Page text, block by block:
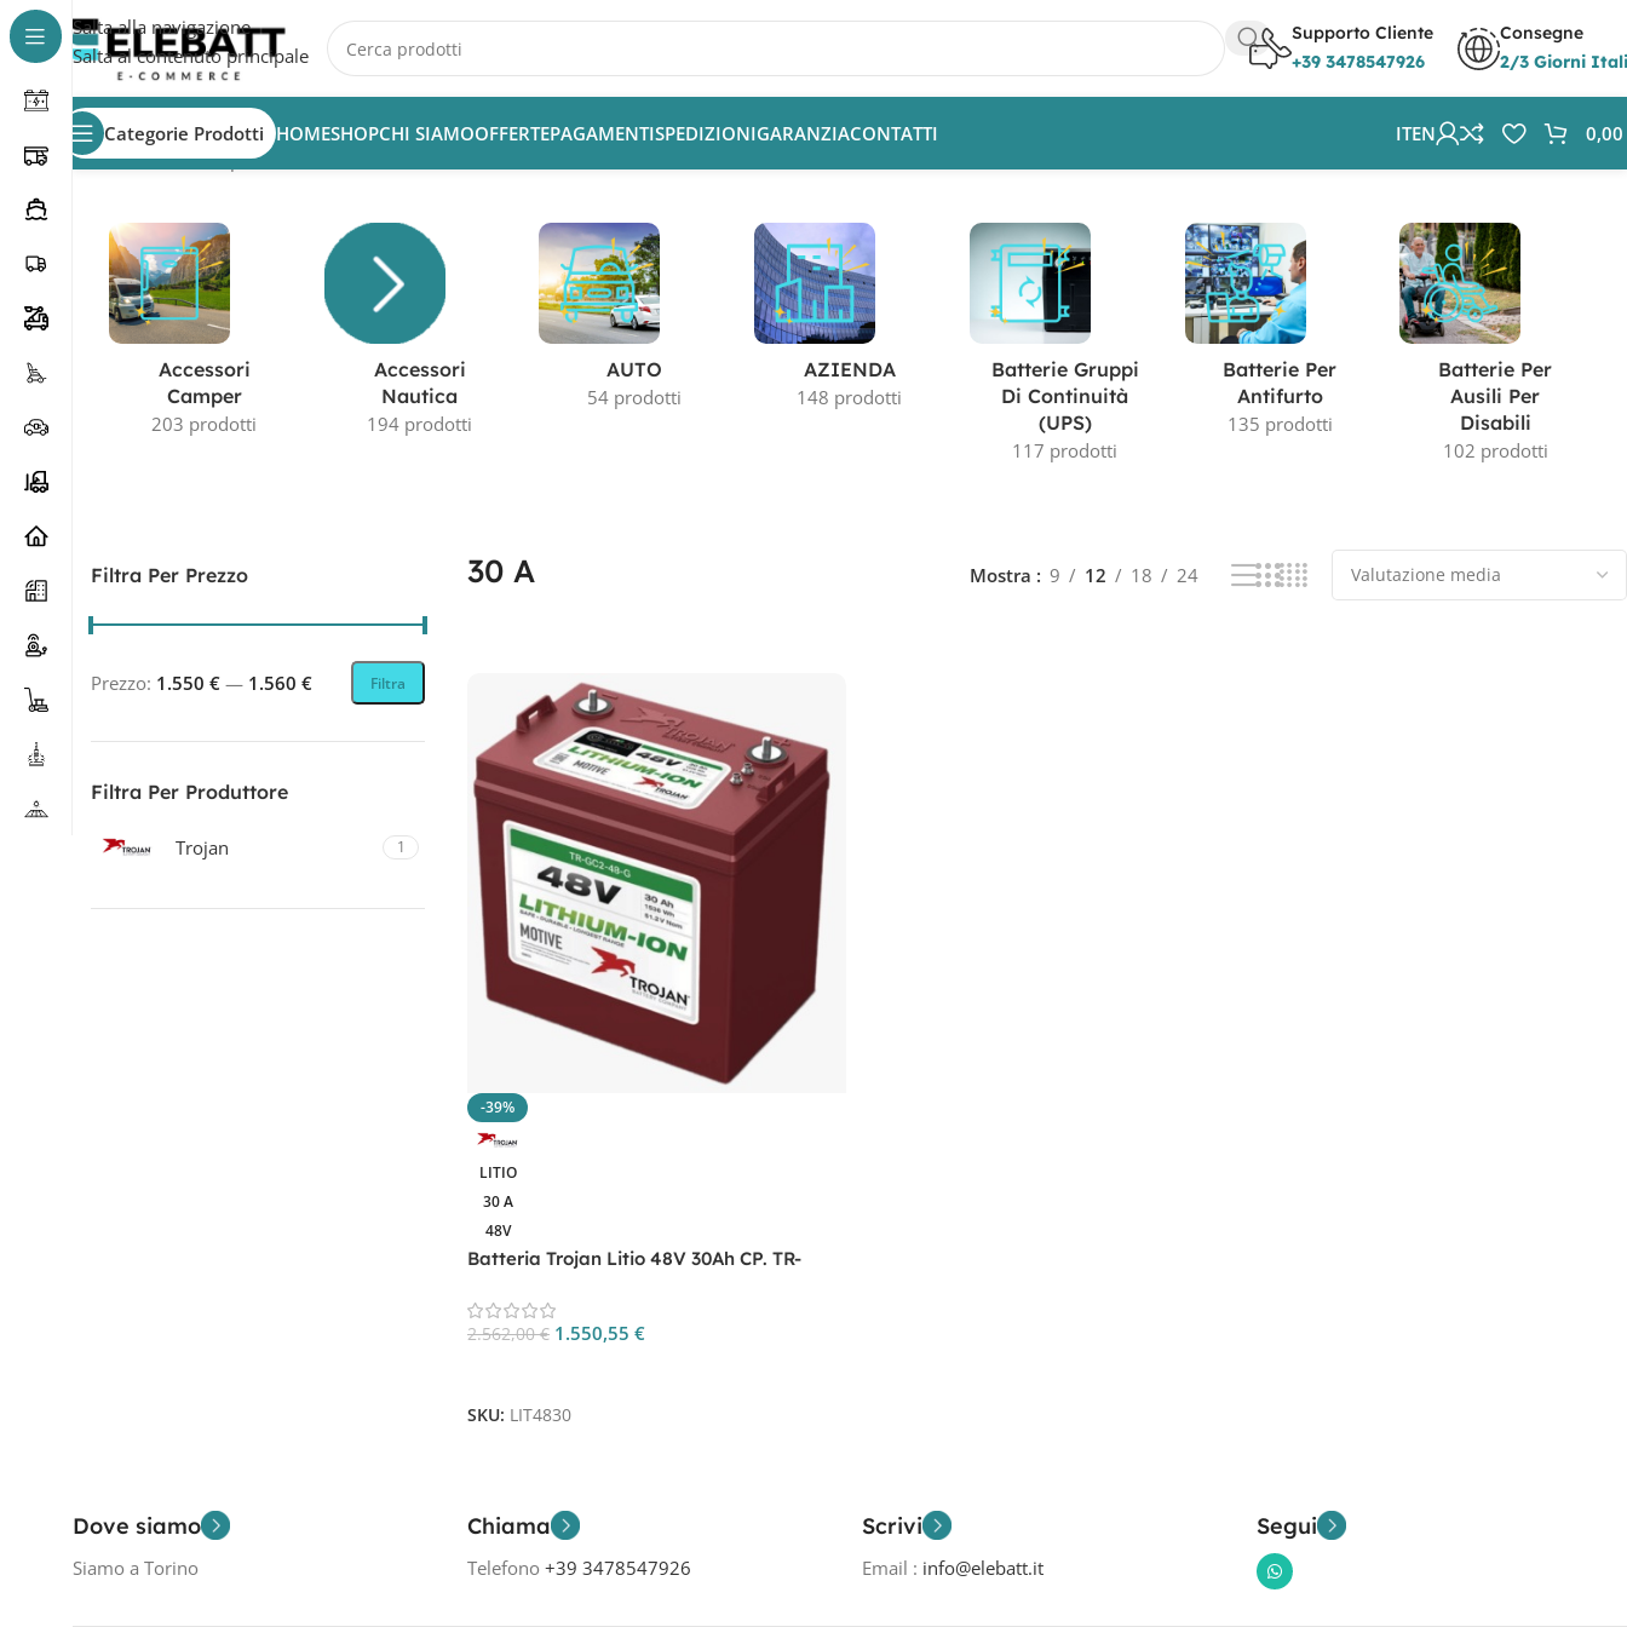
Salta alla navigazione
Salta al contenuto principale
Supporto Cliente
+39 3478547926
Consegne
2/3 Giorni
Categorie Prodotti HOMESHOPCHI SIAMOOFFERTEPAGAMENTISPEDIZIONIGARANZIACONTATTI ITEN
0,00
Home/Prodotto Capacità in AH
Accessori
Camper
203 prodotti
Accessori
Nautica
194 prodotti
AUTO
54 prodotti
AZIENDA
148 prodotti
Batterie Gruppi
Di Continuità
(UPS)
117 prodotti
Batterie Per
Antifurto
135 prodotti
Batterie Per
Ausili Per
Disabili
102 prodotti
Filtra Per Prezzo
Filtra
Prezzo: 1.550 € — 1.560 €
Filtra Per Produttore
Trojan 1
30 A Mostra 9 12 18 24
-39%
LITIO
30 A
48V
Batteria Trojan Litio 48V 30Ah CP. TR-
2.562,00€ 1.550,55 €
SKU: LIT4830
Dove siamo
Siamo a Torino
Chiama
Telefono +39 3478547926
Scrivi
Email : info@elebatt.it
Segui